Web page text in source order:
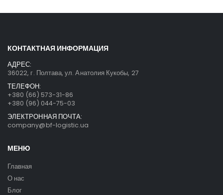
КОНТАКТНАЯ ИНФОРМАЦИЯ
АДРЕС:
36022, г. Полтава, ул. Анатолия Кукобы, 27
ТЕЛЕФОН:
+380 (66) 573-31-86
+380 (96) 044-75-03
ЭЛЕКТРОННАЯ ПОЧТА:
company@bf-logistic.ua
МЕНЮ
Главная
О нас
Блог